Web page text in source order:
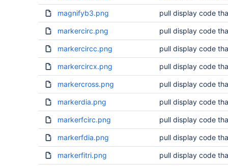
magnifyb3.png pull display code
markercirc.png pull display code
markercircc.png pull display code
markercircx.png pull display code
markercross.png pull display code
markerdia.png pull display code
markerfcirc.png pull display code
markerfdia.png pull display code
markerfitri.png pull display code